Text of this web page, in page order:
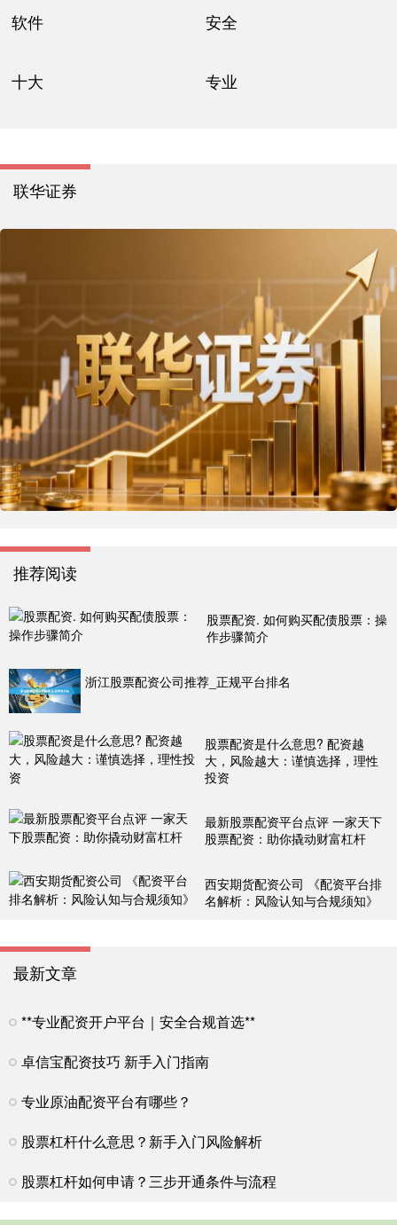
软件 安全
十大 专业
联华证券
推荐阅读
股票配资. 如何购买配债股票：操
作步骤简介
浙江股票配资公司推荐_正规平台排名
股票配资是什么意思? 配资越
大，风险越大：谨慎选择，理性
投资
最新股票配资平台点评 一家天下
股票配资：助你撬动财富杠杆
西安期货配资公司 《配资平台排
名解析：风险认知与合规须知》
最新文章
**专业配资开户平台｜安全合规首选**
卓信宝配资技巧 新手入门指南
专业原油配资平台有哪些？
股票杠杆什么意思？新手入门风险解析
股票杠杆如何申请？三步开通条件与流程